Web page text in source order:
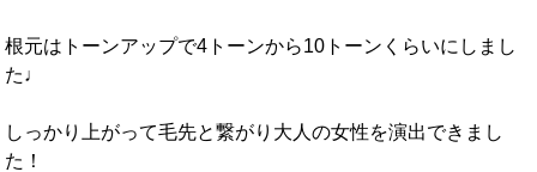
根元はトーンアップで4トーンから10トーンくらいにしまし
た♩
しっかり上がって毛先と繋がり大人の女性を演出できまし
た！